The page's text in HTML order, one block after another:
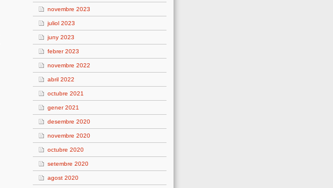
novembre 2023
juliol 2023
juny 2023
febrer 2023
novembre 2022
abril 2022
octubre 2021
gener 2021
desembre 2020
novembre 2020
octubre 2020
setembre 2020
agost 2020